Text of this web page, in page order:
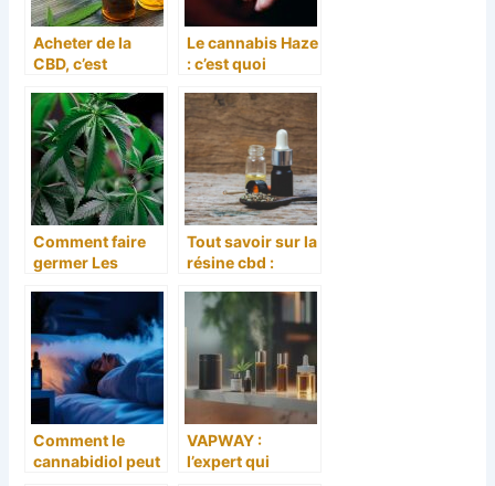
Acheter de la
CBD, c’est
Le cannabis Haze
: c’est quoi
Comment faire
germer Les
Cannabis
Tout savoir sur la
résine cbd :
variétés et mode
de
consommation
Comment le
cannabidiol peut
VAPWAY :
l’expert qui